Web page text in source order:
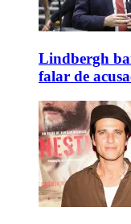
Lindbergh
falar de